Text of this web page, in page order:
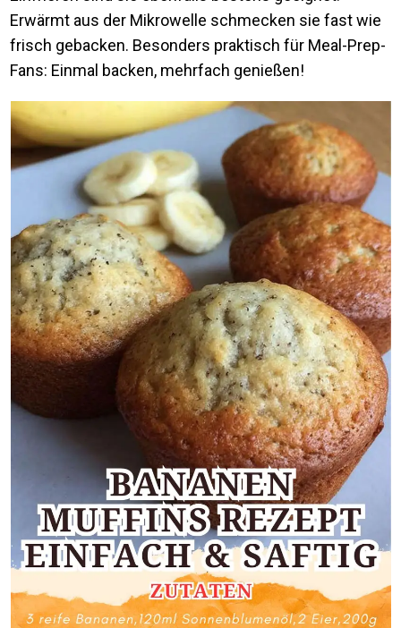
Erwärmt aus der Mikrowelle schmecken sie fast wie
frisch gebacken. Besonders praktisch für Meal-Prep-
Fans: Einmal backen, mehrfach genießen!